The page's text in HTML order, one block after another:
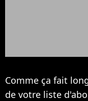
Comme ça fait
de votre liste